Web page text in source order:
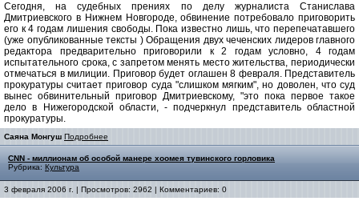
Сегодня, на судебных прениях по делу журналиста Станислава
Дмитриевского в Нижнем Новгороде, обвинение потребовало приговорить
его к 4 годам лишения свободы. Пока известно лишь, что перепечатавшего
(уже опубликованные тексты ) Обращения двух чеченских лидеров главного
редактора предварительно приговорили к 2 годам условно, 4 годам
испытательного срока, с запретом менять место жительства, периодически
отмечаться в милиции. Приговор будет оглашен 8 февраля. Представитель
прокуратуры считает приговор суда "слишком мягким", но доволен, что суд
вынес обвинительный приговор Дмитриевскому, "это пока первое такое
дело в Нижегородской области, - подчеркнул представитель областной
прокуратуры.
Саяна Монгуш Подробнее
CNN - миллионам об особой манере хоомея тувинского горловика
Рубрика: Культура
3 февраля 2006 г. | Просмотров: 2962 | Комментариев: 0